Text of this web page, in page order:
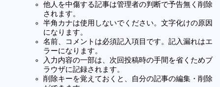
他人を中傷する記事は管理者の判断で予告無く削除
されます。
半角カナは使用しないでください。文字化けの原因
になります。
名前、コメントは必須記入項目です。記入漏れはエ
ラーになります。
入力内容の一部は、次回投稿時の手間を省くためブ
ラウザに記録されます。
削除キーを覚えておくと、自分の記事の編集・削除